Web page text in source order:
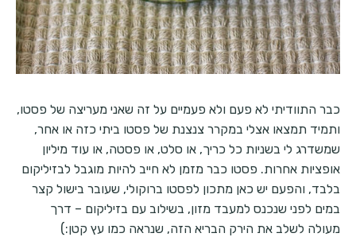
כבר התוודיתי לא פעם ולא פעמיים על זה שאני מעריצה של פסטו,
ותמיד תמצאו אצלי במקרר צנצנת של פסטו ביתי כזה או אחר,
שמשדרג לי בשניות כל כריך, או סלט, או פסטה, או עוד מיליון
אופציות אחרות. פסטו כבר מזמן לא חייב להיות מוגבל לבזיליקום
בלבד, והפעם יש כאן מתכון לפסטו ברוקולי, שעובר בישול קצר
במים לפני שנכנס למעבד מזון, בשילוב עם בזיליקום – דרך
מעולה לשלב את הירק הבריא הזה, שנראה כמו עץ קטן:)